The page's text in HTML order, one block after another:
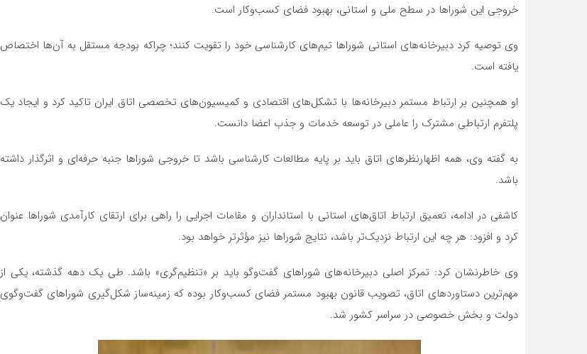
خروجی این شوراها در سطح ملی و استانی، بهبود فضای کسب‌وکار است.
وی توصیه کرد دبیرخانه‌های استانی شوراها تیم‌های کارشناسی خود را تقویت کنند؛ چراکه بودجه مستقل به آن‌ها اختصاص
یافته است.
او همچنین بر ارتباط مستمر دبیرخانه‌ها با تشکل‌های اقتصادی و کمیسیون‌های تخصصی اتاق ایران تاکید کرد و ایجاد یک
پلتفرم ارتباطی مشترک را عاملی در توسعه خدمات و جذب اعضا دانست.
به گفته وی، همه اظهارنظرهای اتاق باید بر پایه مطالعات کارشناسی باشد تا خروجی شوراها جنبه حرفه‌ای و اثرگذار داشته
باشد.
کاشفی در ادامه، تعمیق ارتباط اتاق‌های استانی با استانداران و مقامات اجرایی را راهی برای ارتقای کارآمدی شوراها عنوان
کرد و افزود: هر چه این ارتباط نزدیک‌تر باشد، نتایج شوراها نیز مؤثرتر خواهد بود.
وی خاطرنشان کرد: تمرکز اصلی دبیرخانه‌های شوراهای گفت‌وگو باید بر «تنظیم‌گری» باشد. طی یک دهه گذشته، یکی از
مهم‌ترین دستاوردهای اتاق، تصویب قانون بهبود مستمر فضای کسب‌وکار بوده که زمینه‌ساز شکل‌گیری شوراهای گفت‌وگوی
دولت و بخش خصوصی در سراسر کشور شد.